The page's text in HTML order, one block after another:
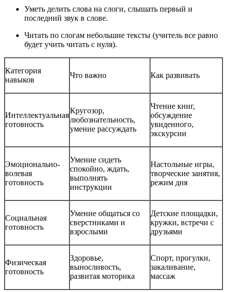
Уметь делить слова на слоги, слышать первый и
последний звук в слове.
Читать по слогам небольшие тексты (учитель все равно
будет учить читать с нуля).
Категория
навыков
Что важно Как развивать
Интеллектуальная
готовность
Кругозор,
любознательность,
умение рассуждать
Чтение книг,
обсуждение
увиденного,
экскурсии
Эмоционально-
волевая
готовность
Умение сидеть
спокойно, ждать,
выполнять
инструкции
Настольные игры,
творческие занятия,
режим дня
Социальная
готовность
Умение общаться со
сверстниками и
взрослыми
Детские площадки,
кружки, встречи с
друзьями
Физическая
готовность
Здоровье,
выносливость,
развитая моторика
Спорт, прогулки,
закаливание,
массаж